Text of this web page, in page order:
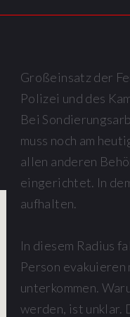
Großeinsatz der
Polizei und des
Bei
muss noch am
allen anderen
eingerichtet. In
aufhalten.
In diesem Radius
Person
unterkommen.
werden, ist unklar.